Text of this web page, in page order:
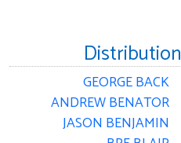
Distribution
GEORGE BACK
ANDREW BENATOR
JASON BENJAMIN